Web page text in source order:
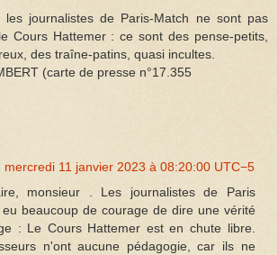
journalistes de Paris-Match ne sont pas
Cours Hattemer : ce sont des pense-petits,
des traîne-patins, quasi incultes.
(carte de presse n°17.355
mercredi 11 janvier 2023 à 08:20:00 UTC−5
monsieur . Les journalistes de Paris
beaucoup de courage de dire une vérité
: Le Cours Hattemer est en chute libre.
n'ont aucune pédagogie, car ils ne